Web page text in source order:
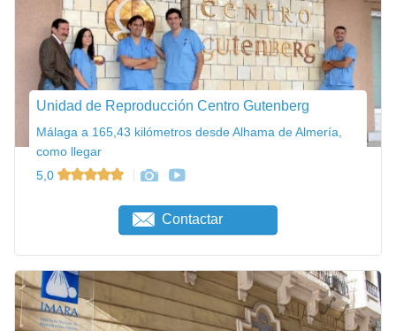
Unidad de Reproducción Centro Gutenberg
Málaga a 165,43 kilómetros desde Alhama de Almería,
como llegar
5,0
Contactar